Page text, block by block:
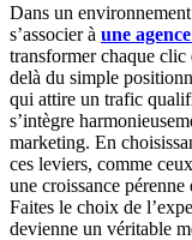
Dans un
s’associer à une
transformer chaque
delà du simple
qui attire un trafic
s’intègre
marketing. En
ces leviers, comme
une croissance
Faites le choix de
devienne un véritable